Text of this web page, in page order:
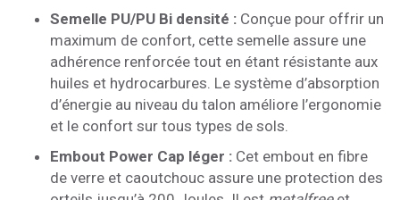
Semelle PU/PU Bi densité : Conçue pour offrir un
maximum de confort, cette semelle assure une
adhérence renforcée tout en étant résistante aux
huiles et hydrocarbures. Le système d’absorption
d’énergie au niveau du talon améliore l’ergonomie
et le confort sur tous types de sols.
Embout Power Cap léger : Cet embout en fibre
de verre et caoutchouc assure une protection des